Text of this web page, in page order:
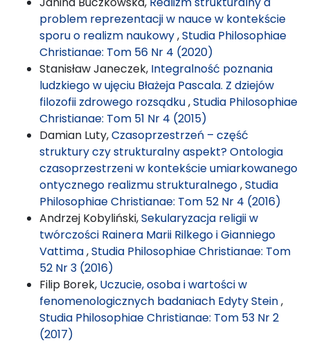
problem reprezentacji w nauce w kontekście
sporu o realizm naukowy,Studia Philosophiae
Christianae: Tom 56 Nr 4 (2020)
Stanisław Janeczek, Integralność poznania
ludzkiego w ujęciu Błażeja Pascala. Z dziejów
filozofii zdrowego rozsądku,Studia Philosophiae
Christianae: Tom 51 Nr 4 (2015)
Damian Luty,Czasoprzestrzeń – część
struktury czy strukturalny aspekt? Ontologia
czasoprzestrzeni w kontekście umiarkowanego
ontycznego realizmu strukturalnego,Studia
Philosophiae Christianae: Tom 52 Nr 4 (2016)
Andrzej Kobyliński,Sekularyzacja religii w
twórczości Rainera Marii Rilkego i Gianniego
Vattima,Studia Philosophiae Christianae: Tom
52 Nr 3 (2016)
Filip Borek, Uczucie, osoba i wartości w
fenomenologicznych badaniach Edyty Stein,
Studia Philosophiae Christianae: Tom 53 Nr 2
(2017)